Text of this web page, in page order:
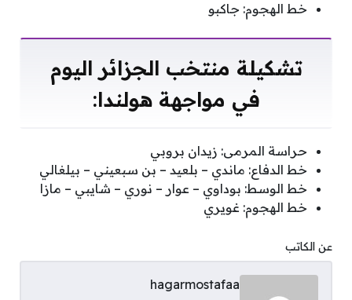
خط الهجوم: جاكبو
تشكيلة منتخب الجزائر اليوم
في مواجهة هولندا:
حراسة المرمى: زيدان بروبي
خط الدفاع: ماندي – بلعيد – بن سبعيني – بيلغالي
خط الوسط: بوداوي – عوار – نوري – شايبي – مازا
خط الهجوم: غويري
عن الكاتب
hagarmostafaa